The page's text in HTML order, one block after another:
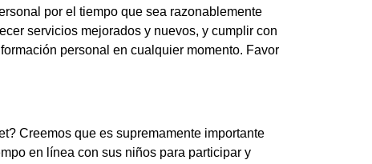
por el tiempo que sea razonablemente
servicios mejorados y nuevos, y cumplir con
personal en cualquier momento. Favor
Creemos que es supremamente importante
en línea con sus niños para participar y